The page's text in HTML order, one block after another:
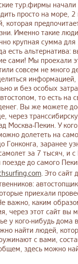
тур.фирмы
просто на море,
которая
Именно такие
крупная сумма для
есть альтернатива:
сами! Мы проехали
совсем не много
и без особых
то есть на
Вы же можете
через
Москва-Пекин. У
долететь на
Гонконга, заранее
за 7 тысяч, и
до самого
. Это сайт
приехали
важно, каким
через этот сайт вы
у кого-нибудь дома
найти людей,
с вами,
здесь можно